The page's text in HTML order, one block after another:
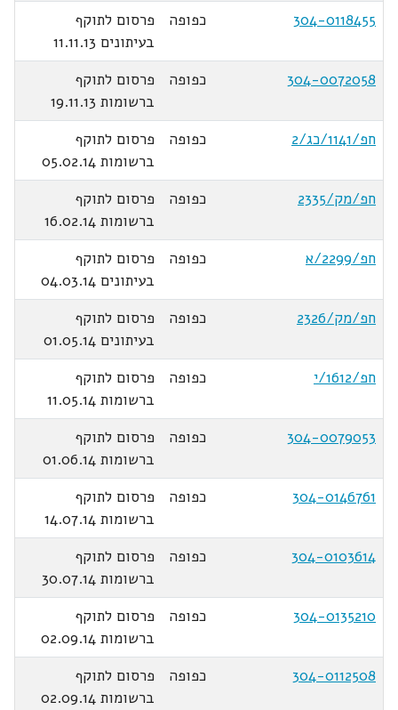
304-0118455
כפופה
פרסום לתוקף
בעיתונים 11.11.13
304-0072058
כפופה
פרסום לתוקף
ברשומות 19.11.13
חפ/1141/כג/2
כפופה
פרסום לתוקף
ברשומות 05.02.14
חפ/מק/2335
כפופה
פרסום לתוקף
ברשומות 16.02.14
חפ/2299/א
כפופה
פרסום לתוקף
בעיתונים 04.03.14
חפ/מק/2326
כפופה
פרסום לתוקף
בעיתונים 01.05.14
חפ/1612/י
כפופה
פרסום לתוקף
ברשומות 11.05.14
304-0079053
כפופה
פרסום לתוקף
ברשומות 01.06.14
304-0146761
כפופה
פרסום לתוקף
ברשומות 14.07.14
304-0103614
כפופה
פרסום לתוקף
ברשומות 30.07.14
304-0135210
כפופה
פרסום לתוקף
ברשומות 02.09.14
304-0112508
כפופה
פרסום לתוקף
ברשומות 02.09.14